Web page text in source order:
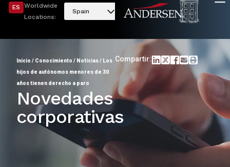
ES
Worldwide
Locations:
Spain
Inicio / Conocimiento / Noticias/ Los
hijos de autónomos menores de 30
años tienen derecho a paro
Compartir:
Novedades
corporativas